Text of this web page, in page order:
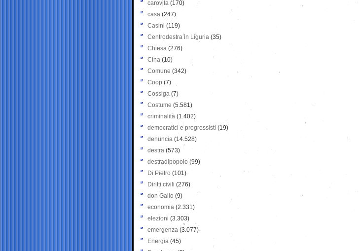
carovita (170)
casa (247)
Casini (119)
Centrodestra in Liguria (35)
Chiesa (276)
Cina (10)
Comune (342)
Coop (7)
Cossiga (7)
Costume (5.581)
criminalità (1.402)
democratici e progressisti (19)
denuncia (14.528)
destra (573)
destradipopolo (99)
Di Pietro (101)
Diritti civili (276)
don Gallo (9)
economia (2.331)
elezioni (3.303)
emergenza (3.077)
Energia (45)